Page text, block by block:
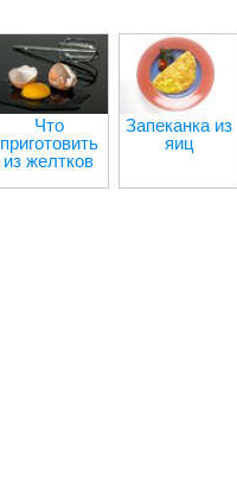
Что
приготовить
из желтков
Запеканка из
яиц